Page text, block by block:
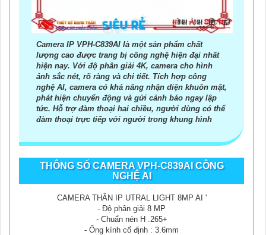
Camera IP VPH-C839AI là một sản phẩm chất
lượng cao được trang bị công nghệ hiện đại nhất
hiện nay. Với độ phân giải 4K, camera cho hình
ảnh sắc nét, rõ ràng và chi tiết. Tích hợp công
nghệ AI, camera có khả năng nhận diện khuôn mặt,
phát hiện chuyển động và gửi cảnh báo ngay lập
tức. Hỗ trợ đàm thoại hai chiều, người dùng có thể
đàm thoại trực tiếp với người trong khung hình
THÔNG SỐ CAMERA VPH-C839AI CÔNG
NGHỆ AI
CAMERA THÂN IP UTRAL LIGHT 8MP AI '
- Độ phân giải 8 MP
- Chuẩn nén H .265+
- Ống kính cố định : 3.6mm